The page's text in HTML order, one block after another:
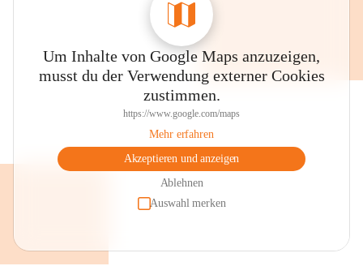
Um Inhalte von Google Maps anzuzeigen,
musst du der Verwendung externer Cookies
zustimmen.
https://www.google.com/maps
Mehr erfahren
Akzeptieren und anzeigen
Ablehnen
Auswahl merken